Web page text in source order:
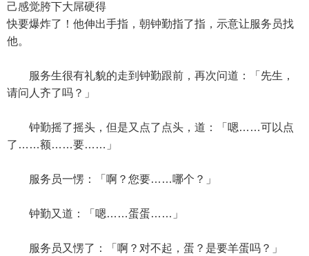
己感觉胯下大屌硬得
快要爆炸了！他伸出手指，朝钟勤指了指，示意让服务员找
他。
服务生很有礼貌的走到钟勤跟前，再次问道：「先生，
请问人齐了吗？」
钟勤摇了摇头，但是又点了点头，道：「嗯……可以点
了……额……要……」
服务员一愣：「啊？您要……哪个？」
钟勤又道：「嗯……蛋蛋……」
服务员又愣了：「啊？对不起，蛋？是要羊蛋吗？」